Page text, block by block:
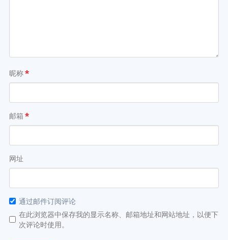
昵称*
邮箱 *
网址
通过邮件订阅评论
在此浏览器中保存我的显示名称、邮箱地址和网站地址，以便下
次评论时使用。